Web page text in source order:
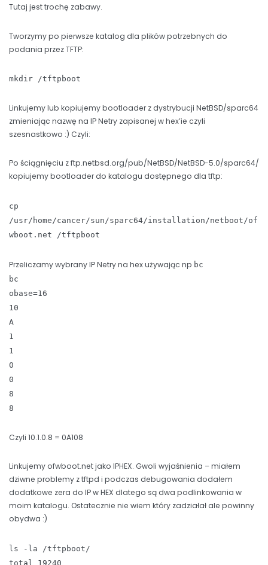
Tutaj jest trochę zabawy.
Tworzymy po pierwsze katalog dla plików potrzebnych do
podania przez TFTP:
mkdir /tftpboot
Linkujemy lub kopiujemy bootloader z dystrybucji NetBSD/sparc64
zmieniając nazwę na IP Netry zapisanej w hex’ie czyli
szesnastkowo :) Czyli:
Po ściągnięciu z ftp.netbsd.org/pub/NetBSD/NetBSD-5.0/sparc64/
kopiujemy bootloader do katalogu dostępnego dla tftp:
cp
/usr/home/cancer/sun/sparc64/installation/netboot/of
wboot.net /tftpboot
Przeliczamy wybrany IP Netry na hex używając np bc
bc
obase=16
10
A
1
1
0
0
8
8
Czyli 10.1.0.8 = 0A108
Linkujemy ofwboot.net jako IPHEX. Gwoli wyjaśnienia – miałem
dziwne problemy z tftpd i podczas debugowania dodałem
dodatkowe zera do IP w HEX dlatego są dwa podlinkowania w
moim katalogu. Ostatecznie nie wiem który zadziałał ale powinny
obydwa :)
ls -la /tftpboot/
total 19240